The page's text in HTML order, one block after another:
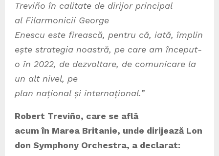
Treviño în calitate de dirijor principal
al Filarmonicii George
Enescu este firească, pentru că, iată, împlin
ește strategia noastră, pe care am început-
o în 2022, de dezvoltare, de comunicare la
un alt nivel, pe
plan național și internațional.”
Robert Treviño, care se află
acum în Marea Britanie, unde dirijează Lon
don Symphony Orchestra, a declarat: